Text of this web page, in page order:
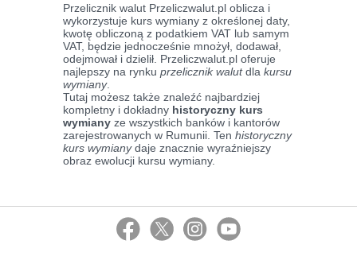
Przelicznik walut Przeliczwalut.pl oblicza i
wykorzystuje kurs wymiany z określonej daty,
kwotę obliczoną z podatkiem VAT lub samym
VAT, będzie jednocześnie mnożył, dodawał,
odejmował i dzielił. Przeliczwalut.pl oferuje
najlepszy na rynku przelicznik walutdla kursu
wymiany.
Tutaj możesz także znaleźć najbardziej
kompletny i dokładny historyczny kurs
wymiany ze wszystkich banków i kantorów
zarejestrowanych w Rumunii. Ten historyczny
kurs wymianydaje znacznie wyraźniejszy
obraz ewolucji kursu wymiany.